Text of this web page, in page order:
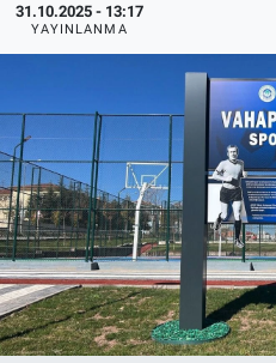
31.10.2025 - 13:17
YAYINLANMA
SPOR